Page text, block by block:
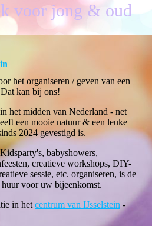
voor jong & oud
het organiseren / geven van een
kan bij ons!
het midden van Nederland - net
een mooie natuur & een leuke
2024 gevestigd is.
babyshowers,
creatieve workshops, DIY-
sessie, etc. organiseren, is de
voor uw bijeenkomst.
in het centrum van IJsselstein -